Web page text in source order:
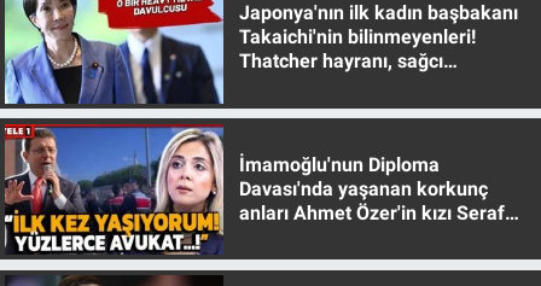
Japonya'nın ilk kadın başbakanı
Takaichi'nin bilinmeyenleri!
Thatcher hayranı, sağcı
İmamoğlu'nun Diploma
Davası'nda yaşanan korkunç
anları Ahmet Özer'in kızı Seraf